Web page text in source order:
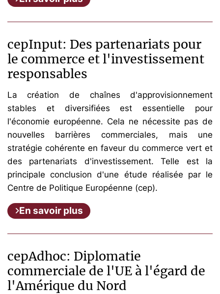
cepInput: Des partenariats pour
le commerce et l'investissement
responsables
La création de chaînes d'approvisionnement
stables et diversifiées est essentielle pour
l'économie européenne. Cela ne nécessite pas de
nouvelles barrières commerciales, mais une
stratégie cohérente en faveur du commerce vert et
des partenariats d'investissement. Telle est la
principale conclusion d'une étude réalisée par le
Centre de Politique Européenne (cep).
En savoir plus
cepAdhoc: Diplomatie
commerciale de l'UE à l'égard de
l'Amérique du Nord